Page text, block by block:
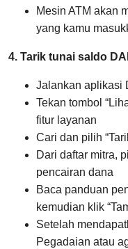
Mesin ATM akan
yang kamu
4. Tarik tunai saldo
Jalankan aplikasi
Tekan tombol
fitur layanan
Cari dan pilih
Dari daftar mitra,
pencairan dana
Baca panduan
kemudian klik
Setelah
Pegadaian atau